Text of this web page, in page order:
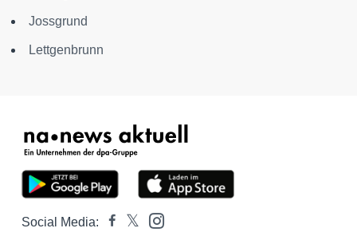
Jossgrund
Lettgenbrunn
Social Media: